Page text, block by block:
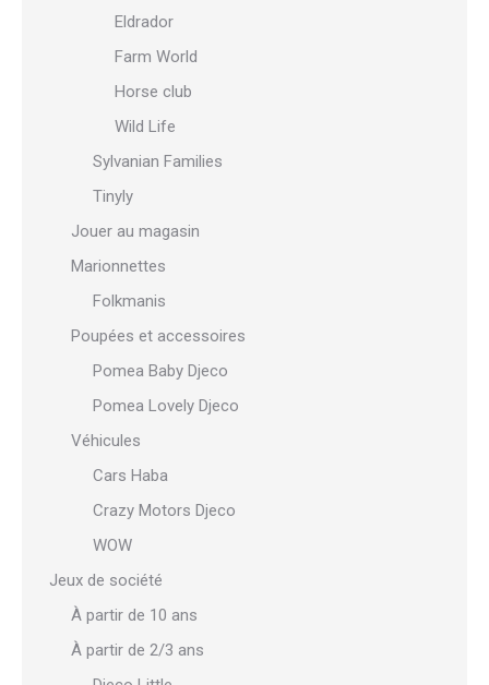
Eldrador
Farm World
Horse club
Wild Life
Sylvanian Families
Tinyly
Jouer au magasin
Marionnettes
Folkmanis
Poupées et accessoires
Pomea Baby Djeco
Pomea Lovely Djeco
Véhicules
Cars Haba
Crazy Motors Djeco
WOW
Jeux de société
À partir de 10 ans
À partir de 2/3 ans